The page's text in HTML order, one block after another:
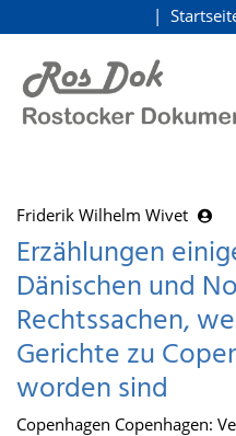
zum Inhalt
Friderik Wilhelm Wivet
Erzählungen
Dänischen und
Rechtssachen,
Gerichte zu
worden sind
Copenhagen Copenhagen: